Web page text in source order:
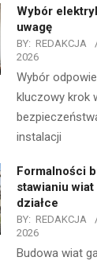
Wybór
uwagę
BY: REDAKCJA
2026
Wybór
kluczowy krok
instalacji
Formalności
stawianiu
działce
BY: REDAKCJA
2026
Budowa wiat